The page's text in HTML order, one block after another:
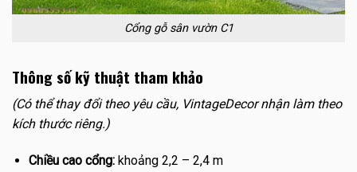
Cổng gỗ sân vườn C1
Thông số kỹ thuật tham khảo
(Có thể thay đổi theo yêu cầu, VintageDecor nhận làm theo
kích thước riêng.)
Chiều cao cổng:khoảng 2,2 – 2,4 m